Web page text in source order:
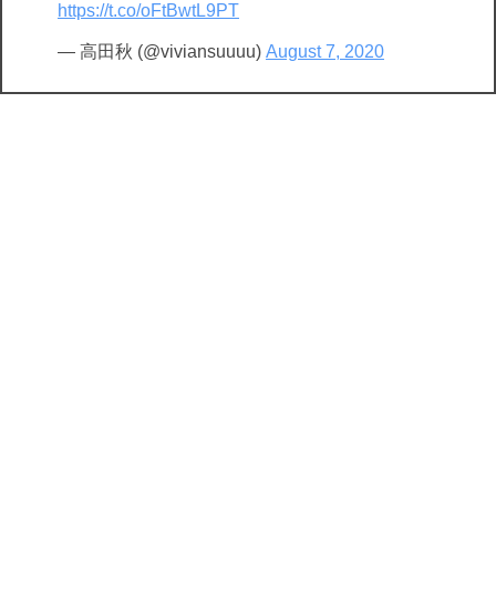
https://t.co/oFtBwtL9PT
— 高田秋 (@viviansuuuu) August 7, 2020